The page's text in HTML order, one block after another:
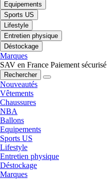
Equipements
Sports US
Lifestyle
Entretien physique
Déstockage
Marques
SAV en France Paiement sécurisé
Rechercher
Nouveautés
Vêtements
Chaussures
NBA
Ballons
Equipements
Sports US
Lifestyle
Entretien physique
Déstockage
Marques